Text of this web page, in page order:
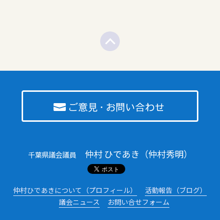
千葉県議会議員 仲村 ひであき（仲村秀明）
仲村ひであきについて（プロフィール）
活動報告（ブログ）
議会ニュース
お問い合せフォーム